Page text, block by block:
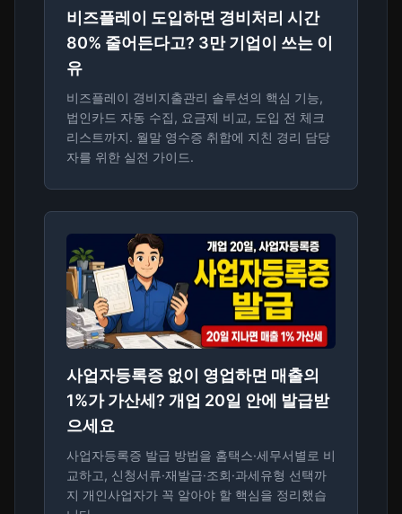
비즈플레이 도입하면 경비처리 시간
80% 줄어든다고? 3만 기업이 쓰는 이
유
비즈플레이 경비지출관리 솔루션의 핵심 기능,
법인카드 자동 수집, 요금제 비교, 도입 전 체크
리스트까지. 월말 영수증 취합에 지친 경리 담당
자를 위한 실전 가이드.
사업자등록증 없이 영업하면 매출의
1%가 가산세? 개업 20일 안에 발급받
으세요
사업자등록증 발급 방법을 홈택스·세무서별로 비
교하고, 신청서류·재발급·조회·과세유형 선택까
지 개인사업자가 꼭 알아야 할 핵심을 정리했습